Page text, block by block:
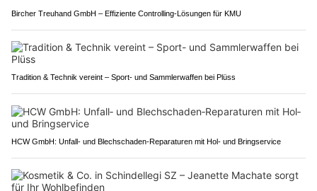
Bircher Treuhand GmbH – Effiziente Controlling-Lösungen für KMU
Tradition & Technik vereint – Sport- und Sammlerwaffen bei Plüss
HCW GmbH: Unfall‑ und Blechschaden‑Reparaturen mit Hol‑ und Bringservice